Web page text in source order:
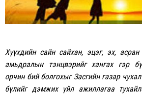
Хүүхдийн сайн сайхан, эцэг, эх,
амьдралын тэнцвэрийг хангах гэр
орчин бий болгохыг Засгийн газар
бүлийг дэмжих үйл ажиллагаа